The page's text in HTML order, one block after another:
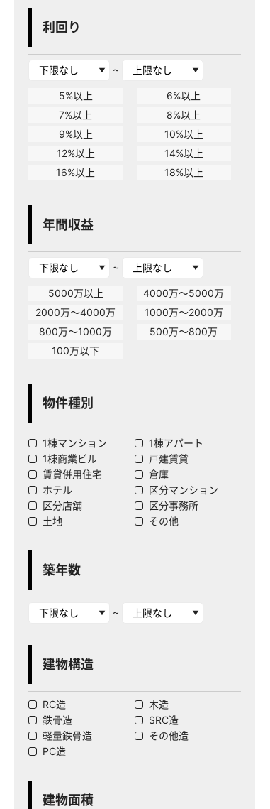
利回り
~
5%以上
6%以上
7%以上
8%以上
9%以上
10%以上
12%以上
14%以上
16%以上
18%以上
年間収益
~
5000万以上
4000万～5000万
2000万～4000万
1000万～2000万
800万～1000万
500万～800万
100万以下
物件種別
1棟マンション
1棟アパート
1棟商業ビル
戸建賃貸
賃貸併用住宅
倉庫
ホテル
区分マンション
区分店舗
区分事務所
土地
その他
築年数
~
建物構造
RC造
木造
鉄骨造
SRC造
軽量鉄骨造
その他造
PC造
建物面積